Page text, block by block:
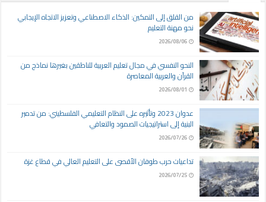
من القلق إلى التمكين: الذكاء الاصطناعي وتعزيز الاتجاه الإيجابي
نحو مهنة التعليم
2026/08/06
النحو النفسي في مجال تعليم العربية للناطقين بغيرها نماذج من
القرآن والعربية المعاصرة
2026/08/01
عدوان 2023 وتأثيره على النظام التعليمي الفلسطيني: من تدمير
البنية إلى استراتيجيات الصمود والتعافي
2026/07/26
تداعيات حرب طوفان الأقصى على التعليم العالي في قطاع غزة
2026/07/25